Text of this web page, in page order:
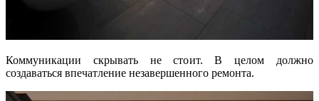
Коммуникации скрывать не стоит. В целом должно
создаваться впечатление незавершенного ремонта.